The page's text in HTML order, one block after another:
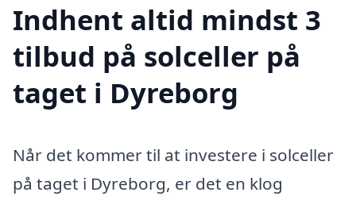
Indhent altid mindst 3
tilbud på solceller på
taget i Dyreborg
Når det kommer til at investere i solceller
på taget i Dyreborg, er det en klog